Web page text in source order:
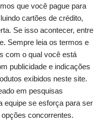
que você pague para
cartões de crédito,
Se isso acontecer, entre
Sempre leia os termos e
com o qual você está
publicidade e indicações
exibidos neste site.
em pesquisas
equipe se esforça para ser
concorrentes.